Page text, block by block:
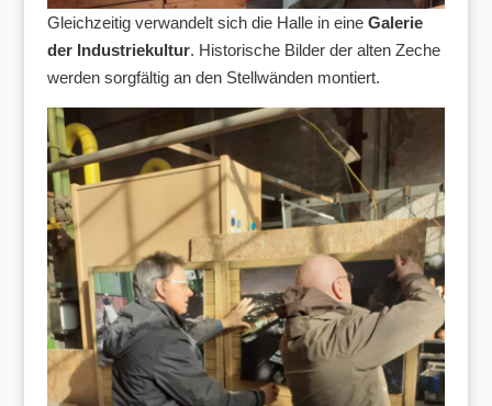
Gleichzeitig verwandelt sich die Halle in eine Galerie
der Industriekultur. Historische Bilder der alten Zeche
werden sorgfältig an den Stellwänden montiert.